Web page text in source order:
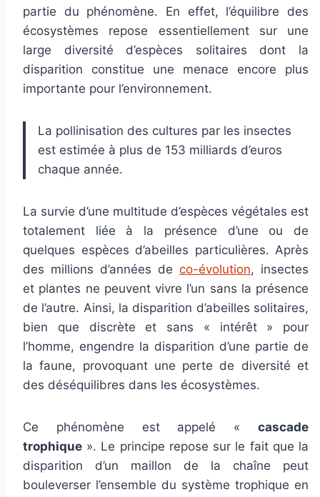
partie du phénomène. En effet, l’équilibre des
écosystèmes repose essentiellement sur une
large diversité d’espèces solitaires dont la
disparition constitue une menace encore plus
importante pour l’environnement.
La pollinisation des cultures par les insectes
est estimée à plus de 153 milliards d’euros
chaque année.
La survie d’une multitude d’espèces végétales est
totalement liée à la présence d’une ou de
quelques espèces d’abeilles particulières. Après
des millions d’années de co-évolution, insectes
et plantes ne peuvent vivre l’un sans la présence
de l’autre. Ainsi, la disparition d’abeilles solitaires,
bien que discrète et sans « intérêt » pour
l’homme, engendre la disparition d’une partie de
la faune, provoquant une perte de diversité et
des déséquilibres dans les écosystèmes.
Ce phénomène est appelé « cascade
trophique ». Le principe repose sur le fait que la
disparition d’un maillon de la chaîne peut
bouleverser l’ensemble du système trophique en